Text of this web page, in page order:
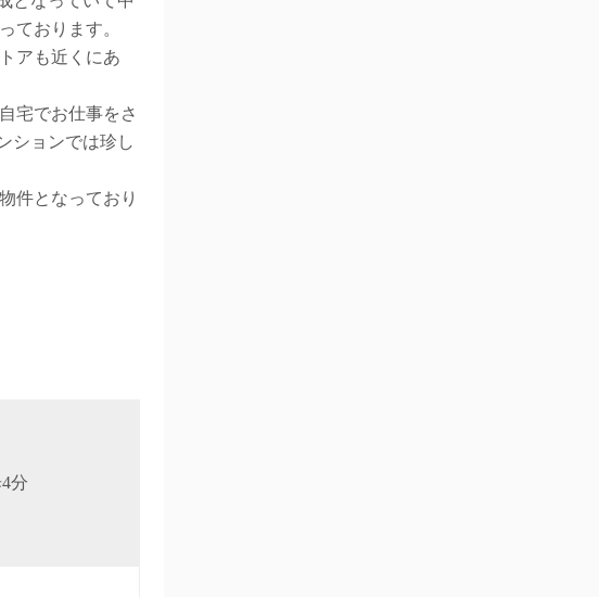
ております。
アも近くにあ
宅でお仕事をさ
ションでは珍し
件となっており
分